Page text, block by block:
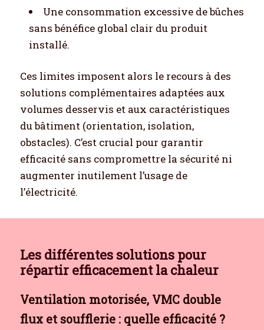
Une consommation excessive de bûches
sans bénéfice global clair du produit
installé.
Ces limites imposent alors le recours à des
solutions complémentaires adaptées aux
volumes desservis et aux caractéristiques
du bâtiment (orientation, isolation,
obstacles). C’est crucial pour garantir
efficacité sans compromettre la sécurité ni
augmenter inutilement l’usage de
l’électricité.
Les différentes solutions pour
répartir efficacement la chaleur
Ventilation motorisée, VMC double
flux et soufflerie : quelle efficacité ?